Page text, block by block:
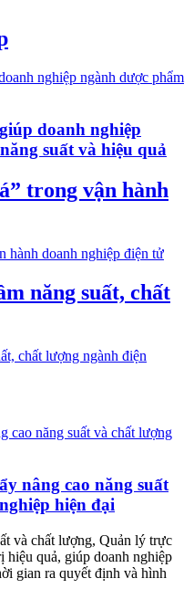
doanh nghiệp
suất và hiệu quả
trong vận hành
năng suất, chất
nâng cao năng suất
hiện đại
và chất lượng, Quản lý trực
hiệu quả, giúp doanh nghiệp
gian ra quyết định và hình